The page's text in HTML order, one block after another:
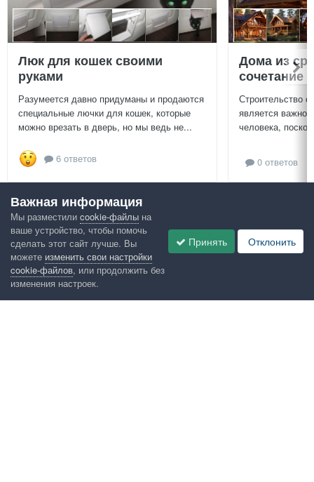
Люк для кошек своими
руками
Разумеется давно придуманы и продаются
специальные лючки для кошек, которые
можно врезать в дверь, но мы ведь не...
6 ответов
Дома из
сочетание
Строительство
является
человека,
0 ответов
Посмотреть всё
Google рекомендует
Важная информация
Мы разместили cookie-файлы на
ваше устройство, чтобы помочь
сделать этот сайт лучше. Вы
можете изменить свои настройки
cookie-файлов, или продолжить без
изменения настроек.
Принять Отклонить